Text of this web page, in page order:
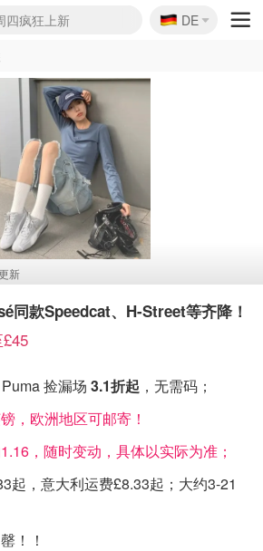
开抢！
四疯狂上新
大促
折 随时失效
独家85折额外叠85折
闪促！每日更新
囤！5折起+叠9折
仅€192
🇩🇪
DE
新
同款Speedcat、H-Street等齐降！
捡漏场 3.1折起 ，无需码；
，欧洲地区可邮寄！
，随时变动，具体以实际为准；
起，意大利运费£8.33起；大约3-21
！！